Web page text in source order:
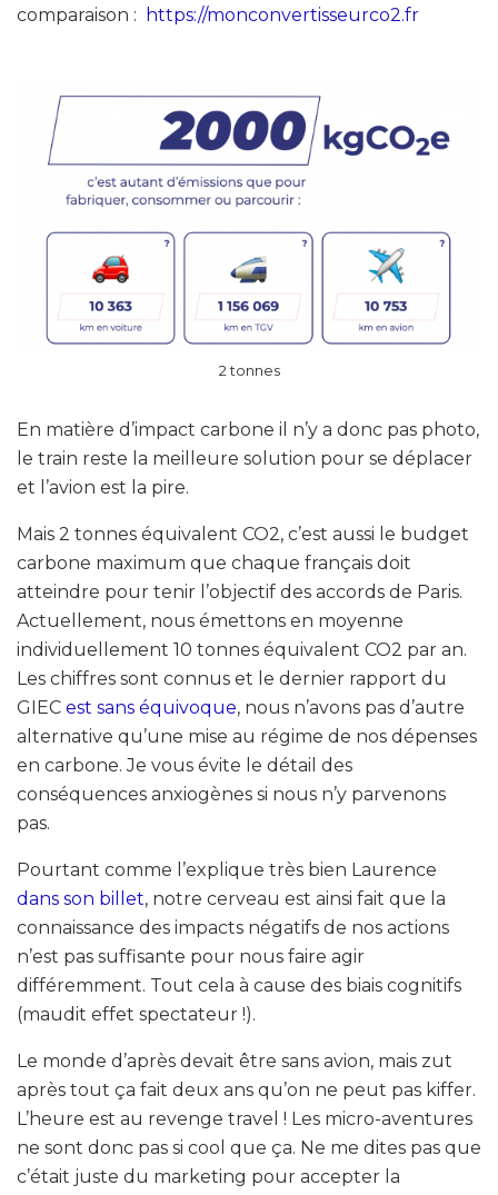
comparaison :
https://monconvertisseurco2.fr
2 tonnes
En matière d’impact carbone il n’y a donc pas photo,
le train reste la meilleure solution pour se déplacer
et l’avion est la pire.
Mais 2 tonnes équivalent CO2, c’est aussi le budget
carbone maximum que chaque français doit
atteindre pour tenir l’objectif des accords de Paris.
Actuellement, nous émettons en moyenne
individuellement 10 tonnes équivalent CO2 par an.
Les chiffres sont connus et le dernier rapport du
GIEC est sans équivoque, nous n’avons pas d’autre
alternative qu’une mise au régime de nos dépenses
en carbone. Je vous évite le détail des
conséquences anxiogènes si nous n’y parvenons
pas.
Pourtant comme l’explique très bien Laurence
dans son billet, notre cerveau est ainsi fait que la
connaissance des impacts négatifs de nos actions
n’est pas suffisante pour nous faire agir
différemment. Tout cela à cause des biais cognitifs
(maudit effet spectateur !).
Le monde d’après devait être sans avion, mais zut
après tout ça fait deux ans qu’on ne peut pas kiffer.
L’heure est au revenge travel ! Les micro-aventures
ne sont donc pas si cool que ça. Ne me dites pas que
c’était juste du marketing pour accepter la